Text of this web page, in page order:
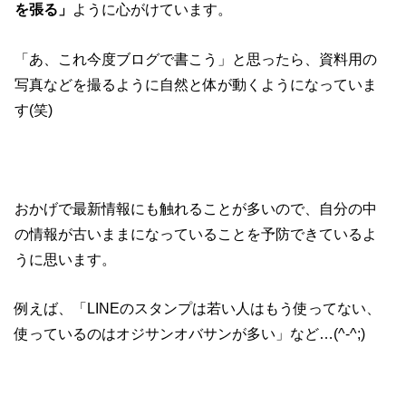
を張る」 ように心がけています。
「あ、これ今度ブログで書こう」と思ったら、資料用の
写真などを撮るように自然と体が動くようになっていま
す(笑)
おかげで最新情報にも触れることが多いので、自分の中
の情報が古いままになっていることを予防できているよ
うに思います。
例えば、「LINEのスタンプは若い人はもう使ってない、
使っているのはオジサンオバサンが多い」など…(^-^;)